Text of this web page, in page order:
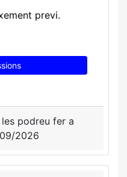
previ.
podreu fer a
2026